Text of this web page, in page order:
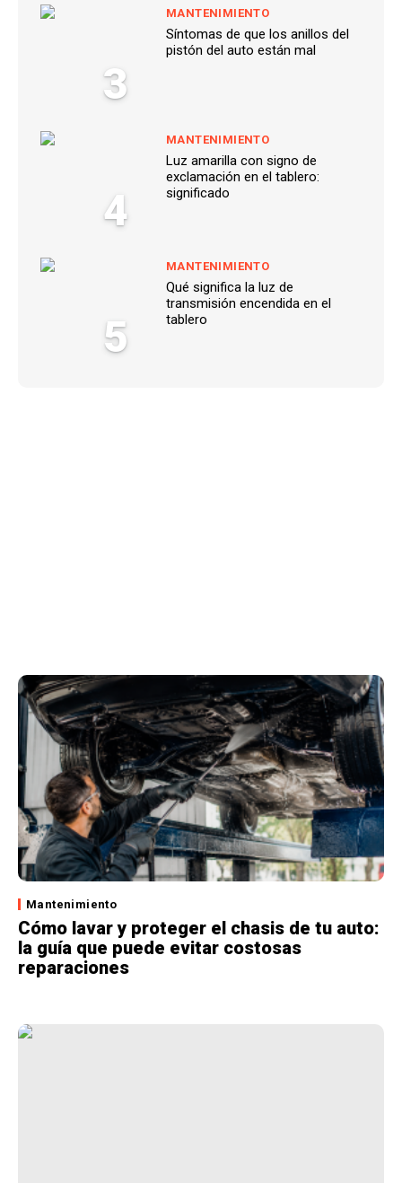
3
MANTENIMIENTO
Síntomas de que los anillos del
pistón del auto están mal
4
MANTENIMIENTO
Luz amarilla con signo de
exclamación en el tablero:
significado
5
MANTENIMIENTO
Qué significa la luz de
transmisión encendida en el
tablero
Mantenimiento
Cómo lavar y proteger el chasis de tu auto:
la guía que puede evitar costosas
reparaciones